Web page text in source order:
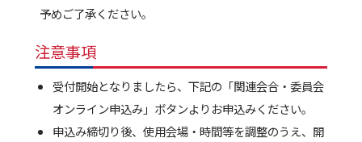
予めご了承ください。
注意事項
受付開始となりましたら、下記の「関連会合・委員会
オンライン申込み」ボタンよりお申込みください。
申込み締切り後、使用会場・時間等を調整のうえ、開